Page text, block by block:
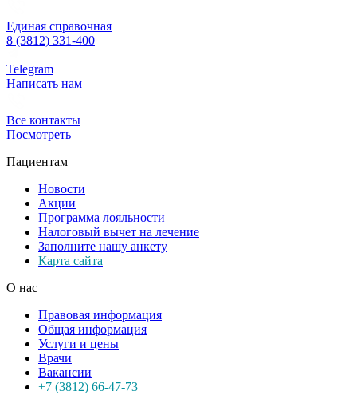
Единая справочная
8 (3812) 331-400
Telegram
Написать нам
Все контакты
Посмотреть
Пациентам
Новости
Акции
Программа лояльности
Налоговый вычет на лечение
Заполните нашу анкету
Карта сайта
О нас
Правовая информация
Общая информация
Услуги и цены
Врачи
Вакансии
+7 (3812) 66-47-73